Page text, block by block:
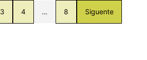
3 4 … 8 Siguente